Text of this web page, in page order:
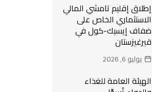
إطلاق إقليم تامشي المالي
الاستثماري الخاص على
ضفاف إيسيك-كول في
قيرغيزستان
يوليو 6, 2026
الهيئة العامة للغذاء